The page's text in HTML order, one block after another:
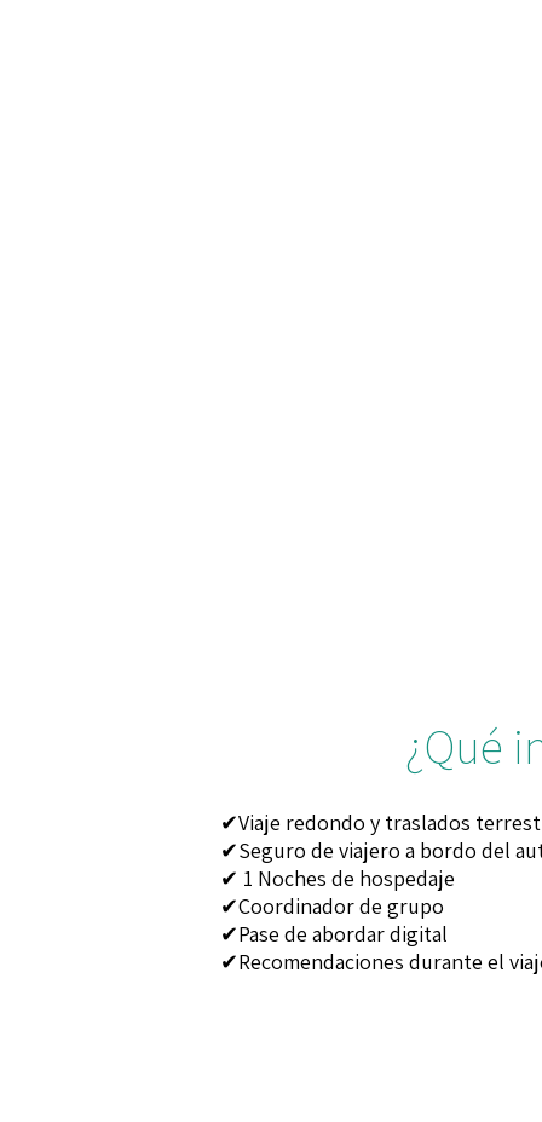
¿Qué
✔Viaje redondo y traslados
✔Seguro de viajero a bordo del
✔ 1 Noches de hospedaje
✔Coordinador de grupo
✔Pase de abordar digital
✔Recomendaciones durante el